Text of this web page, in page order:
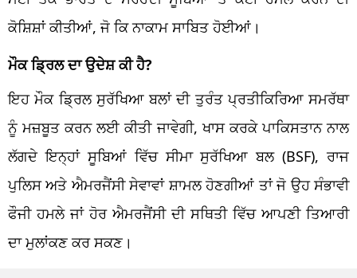
ਕੋਸ਼ਿਸ਼ਾਂ ਕੀਤੀਆਂ, ਜੋ ਕਿ ਨਾਕਾਮ ਸਾਬਿਤ ਹੋਈਆਂ।
ਮੌਕ ਡ੍ਰਿਲ ਦਾ ਉਦੇਸ਼ ਕੀ ਹੈ?
ਇਹ ਮੌਕ ਡ੍ਰਿਲ ਸੁਰੱਖਿਆ ਬਲਾਂ ਦੀ ਤੁਰੰਤ ਪ੍ਰਤੀਕਿਰਿਆ ਸਮਰੱਥਾ
ਨੂੰ ਮਜ਼ਬੂਤ ​​ਕਰਨ ਲਈ ਕੀਤੀ ਜਾਵੇਗੀ, ਖਾਸ ਕਰਕੇ ਪਾਕਿਸਤਾਨ ਨਾਲ
ਲੱਗਦੇ ਇਨ੍ਹਾਂ ਸੂਬਿਆਂ ਵਿੱਚ ਸੀਮਾ ਸੁਰੱਖਿਆ ਬਲ (BSF), ਰਾਜ
ਪੁਲਿਸ ਅਤੇ ਐਮਰਜੈਂਸੀ ਸੇਵਾਵਾਂ ਸ਼ਾਮਲ ਹੋਣਗੀਆਂ ਤਾਂ ਜੋ ਉਹ ਸੰਭਾਵੀ
ਫੌਜੀ ਹਮਲੇ ਜਾਂ ਹੋਰ ਐਮਰਜੈਂਸੀ ਦੀ ਸਥਿਤੀ ਵਿੱਚ ਆਪਣੀ ਤਿਆਰੀ
ਦਾ ਮੁਲਾਂਕਣ ਕਰ ਸਕਣ।